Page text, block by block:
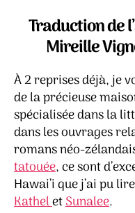
Traduction de
Mireille
À 2 reprises déjà, je
de la précieuse
spécialisée dans la
dans les ouvrages
romans néo-
tatouée, ce sont
Hawai’i que j’ai pu
KatheletSunalee.